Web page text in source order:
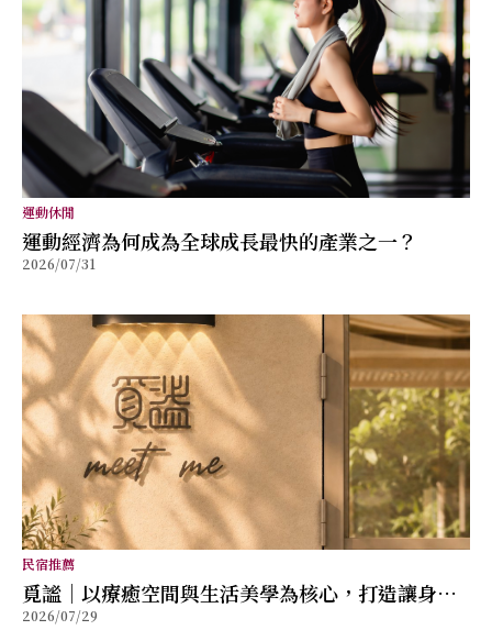
運動休閒
運動經濟為何成為全球成長最快的產業之一？
2026/07/31
民宿推薦
覓謐｜以療癒空間與生活美學為核心，打造讓身心
放鬆的質感生活提案
2026/07/29